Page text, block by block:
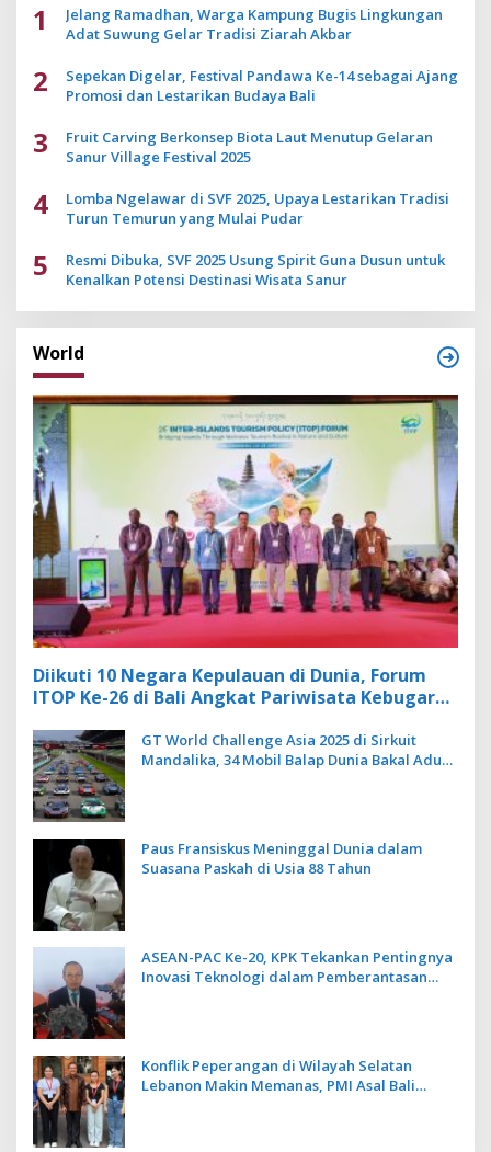
1
Jelang Ramadhan, Warga Kampung Bugis Lingkungan
Adat Suwung Gelar Tradisi Ziarah Akbar
2
Sepekan Digelar, Festival Pandawa Ke-14 sebagai Ajang
Promosi dan Lestarikan Budaya Bali
3
Fruit Carving Berkonsep Biota Laut Menutup Gelaran
Sanur Village Festival 2025
4
Lomba Ngelawar di SVF 2025, Upaya Lestarikan Tradisi
Turun Temurun yang Mulai Pudar
5
Resmi Dibuka, SVF 2025 Usung Spirit Guna Dusun untuk
Kenalkan Potensi Destinasi Wisata Sanur
World
Diikuti 10 Negara Kepulauan di Dunia, Forum
ITOP Ke-26 di Bali Angkat Pariwisata Kebugaran
GT World Challenge Asia 2025 di Sirkuit
Mandalika, 34 Mobil Balap Dunia Bakal Adu
Paus Fransiskus Meninggal Dunia dalam
Suasana Paskah di Usia 88 Tahun
ASEAN-PAC Ke-20, KPK Tekankan Pentingnya
Inovasi Teknologi dalam Pemberantasan
Konflik Peperangan di Wilayah Selatan
Lebanon Makin Memanas, PMI Asal Bali